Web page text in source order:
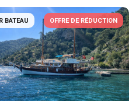
BATEAU OFFRE DE RÉDUCTION